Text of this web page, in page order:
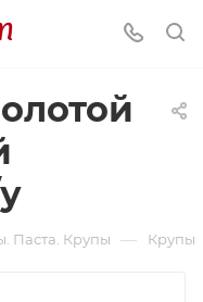
Паста. Крупы — Крупы